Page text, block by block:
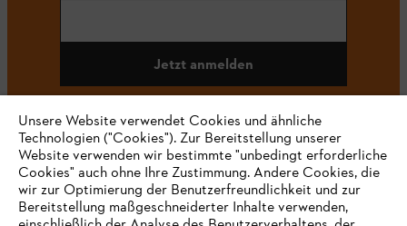
Jetzt anmelden
#STIHL
Unsere Website verwendet Cookies und ähnliche
Technologien ("Cookies"). Zur Bereitstellung unserer
Website verwenden wir bestimmte "unbedingt erforderliche
Cookies" auch ohne Ihre Zustimmung. Andere Cookies, die
wir zur Optimierung der Benutzerfreundlichkeit und zur
Bereitstellung maßgeschneiderter Inhalte verwenden,